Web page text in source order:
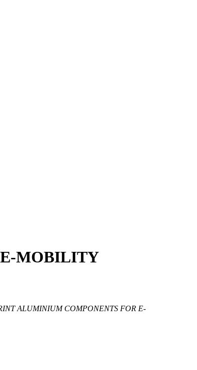
MOBILITY
ALUMINIUM COMPONENTS FOR E-